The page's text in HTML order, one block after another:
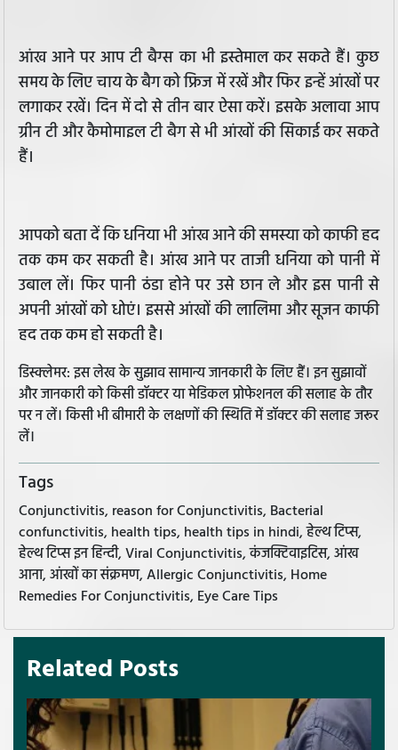
आंख आने पर आप टी बैग्स का भी इस्तेमाल कर सकते हैं। कुछ
समय के लिए चाय के बैग को फ्रिज में रखें और फिर इन्हें आंखों पर
लगाकर रखें। दिन में दो से तीन बार ऐसा करें। इसके अलावा आप
ग्रीन टी और कैमोमाइल टी बैग से भी आंखों की सिकाई कर सकते
हैं।
आपको बता दें कि धनिया भी आंख आने की समस्या को काफी हद
तक कम कर सकती है। आंख आने पर ताजी धनिया को पानी में
उबाल लें। फिर पानी ठंडा होने पर उसे छान ले और इस पानी से
अपनी आंखों को धोएं। इससे आंखों की लालिमा और सूजन काफी
हद तक कम हो सकती है।
डिस्क्लेमर: इस लेख के सुझाव सामान्य जानकारी के लिए हैं। इन सुझावों
और जानकारी को किसी डॉक्टर या मेडिकल प्रोफेशनल की सलाह के तौर
पर न लें। किसी भी बीमारी के लक्षणों की स्थिति में डॉक्टर की सलाह जरूर
लें।
Tags
Conjunctivitis, reason for Conjunctivitis, Bacterial
confunctivitis, health tips, health tips in hindi, हेल्थ टिप्स,
हेल्थ टिप्स इन हिन्दी, Viral Conjunctivitis, कंजक्टिवाइटिस, आंख
आना, आंखों का संक्रमण, Allergic Conjunctivitis, Home
Remedies For Conjunctivitis, Eye Care Tips
Related Posts